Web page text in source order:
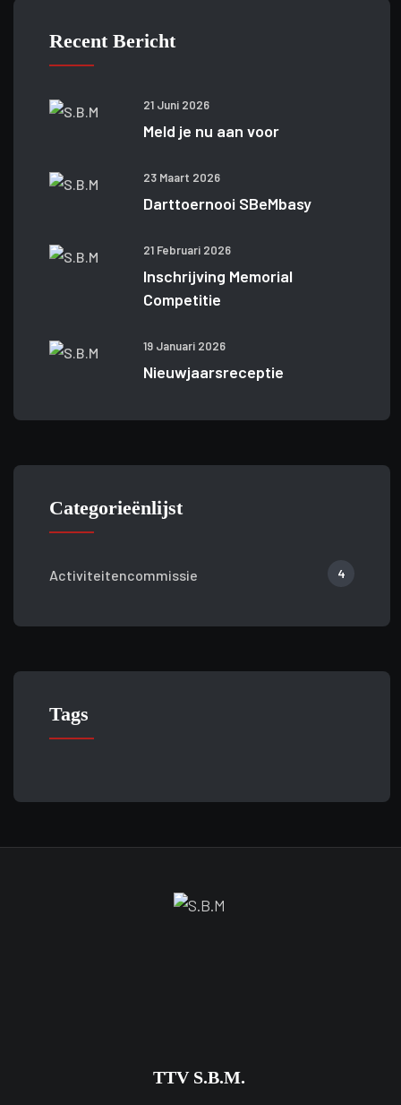
Recent Bericht
21 Juni 2026
Meld je nu aan voor
23 Maart 2026
Darttoernooi SBeMbasy
21 Februari 2026
Inschrijving Memorial
Competitie
19 Januari 2026
Nieuwjaarsreceptie
Categorieënlijst
Activiteitencommissie 4
Tags
TTV S.B.M.